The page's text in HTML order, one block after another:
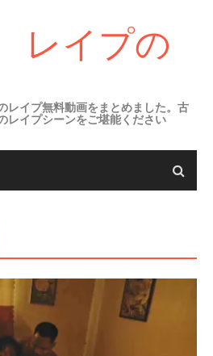
レイプの
レイプ無料動画をまとめました。古
レイプシーンをご堪能ください